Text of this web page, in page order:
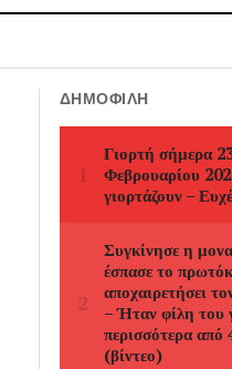
ΔΗΜΟΦΙΛΉ